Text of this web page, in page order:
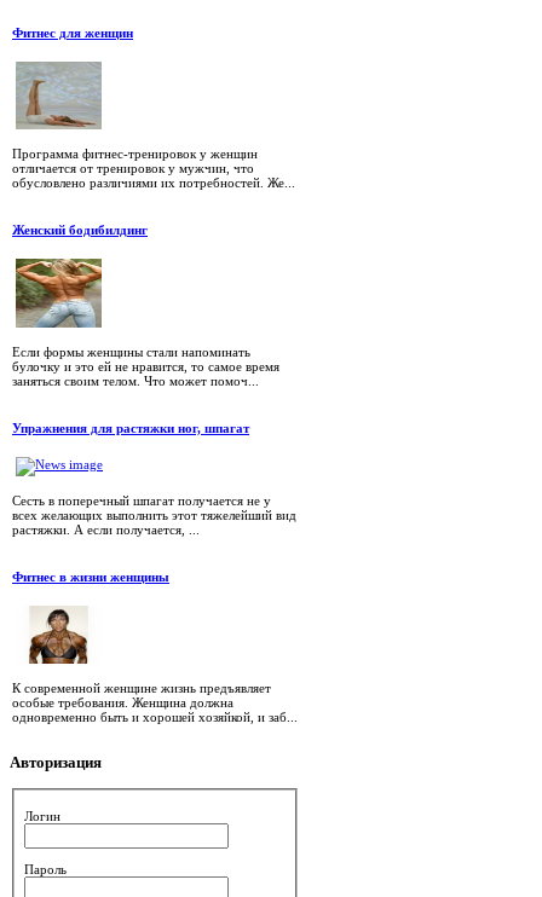
Фитнес для женщин
Программа фитнес-тренировок у женщин
отличается от тренировок у мужчин, что
обусловлено различиями их потребностей. Же...
Женский бодибилдинг
Если формы женщины стали напоминать
булочку и это ей не нравится, то самое время
заняться своим телом. Что может помоч...
Упражнения для растяжки ног, шпагат
Сесть в поперечный шпагат получается не у
всех желающих выполнить этот тяжелейший вид
растяжки. А если получается, ...
Фитнес в жизни женщины
К современной женщине жизнь предъявляет
особые требования. Женщина должна
одновременно быть и хорошей хозяйкой, и заб...
Авторизация
Логин
Пароль